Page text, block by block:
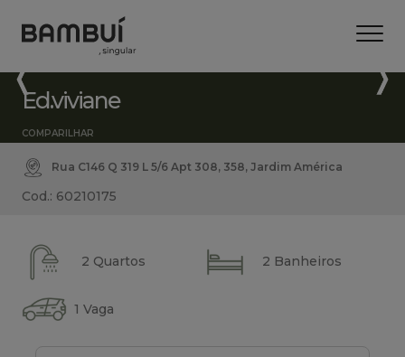
Ed.viviane
COMPARILHAR
Rua C146 Q 319 L 5/6 Apt 308, 358, Jardim América
Cod.: 60210175
2 Quartos 2 Banheiros
1 Vaga